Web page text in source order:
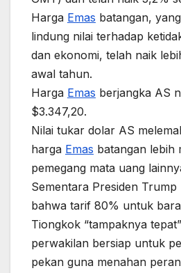
Harga Emas batangan,
lindung nilai terhadap
dan ekonomi, telah naik
awal tahun.
Harga Emas berjangka AS
$3.347,20.
Nilai tukar dolar AS
harga Emas batangan lebih
pemegang mata uang
Sementara Presiden Trump
bahwa tarif 80% untuk
Tiongkok “tampaknya
perwakilan bersiap untuk
pekan guna menahan